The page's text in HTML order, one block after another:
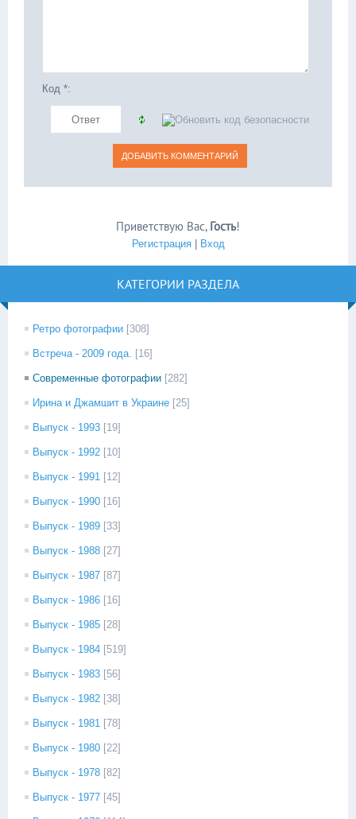
Код *:
Приветствую Вас, Гость!
Регистрация| Вход
КАТЕГОРИИ РАЗДЕЛА
Ретро фотографии [308]
Встреча - 2009 года. [16]
Современные фотографии [282]
Ирина и Джамшит в Украине [25]
Выпуск - 1993 [19]
Выпуск - 1992 [10]
Выпуск - 1991 [12]
Выпуск - 1990 [16]
Выпуск - 1989 [33]
Выпуск - 1988 [27]
Выпуск - 1987 [87]
Выпуск - 1986 [16]
Выпуск - 1985 [28]
Выпуск - 1984 [519]
Выпуск - 1983 [56]
Выпуск - 1982 [38]
Выпуск - 1981 [78]
Выпуск - 1980 [22]
Выпуск - 1978 [82]
Выпуск - 1977 [45]